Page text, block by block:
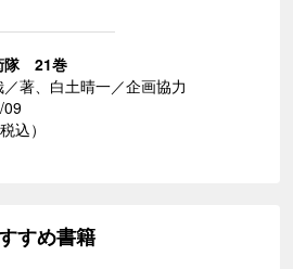
隊 21巻
著、白土晴一／企画協力
09
込）
すめ書籍